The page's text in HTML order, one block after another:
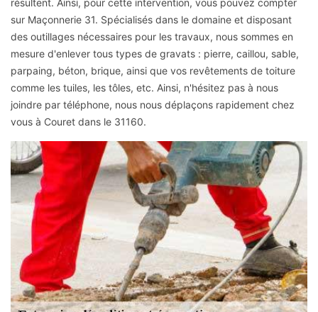
sur Maçonnerie 31. Spécialisés dans le domaine et disposant
des outillages nécessaires pour les travaux, nous sommes en
mesure d'enlever tous types de gravats : pierre, caillou, sable,
parpaing, béton, brique, ainsi que vos revêtements de toiture
comme les tuiles, les tôles, etc. Ainsi, n'hésitez pas à nous
joindre par téléphone, nous nous déplaçons rapidement chez
vous à Couret dans le 31160.